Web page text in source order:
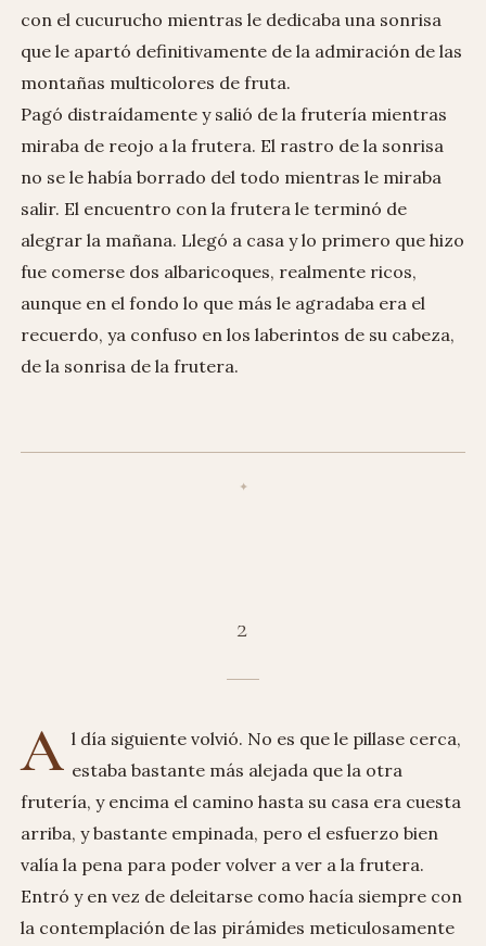
con el cucurucho mientras le dedicaba una sonrisa
que le apartó definitivamente de la admiración de las
montañas multicolores de fruta.
Pagó distraídamente y salió de la frutería mientras
miraba de reojo a la frutera. El rastro de la sonrisa
no se le había borrado del todo mientras le miraba
salir. El encuentro con la frutera le terminó de
alegrar la mañana. Llegó a casa y lo primero que hizo
fue comerse dos albaricoques, realmente ricos,
aunque en el fondo lo que más le agradaba era el
recuerdo, ya confuso en los laberintos de su cabeza,
de la sonrisa de la frutera.
2
A l día siguiente volvió. No es que le pillase cerca,
estaba bastante más alejada que la otra
frutería, y encima el camino hasta su casa era cuesta
arriba, y bastante empinada, pero el esfuerzo bien
valía la pena para poder volver a ver a la frutera.
Entró y en vez de deleitarse como hacía siempre con
la contemplación de las pirámides meticulosamente